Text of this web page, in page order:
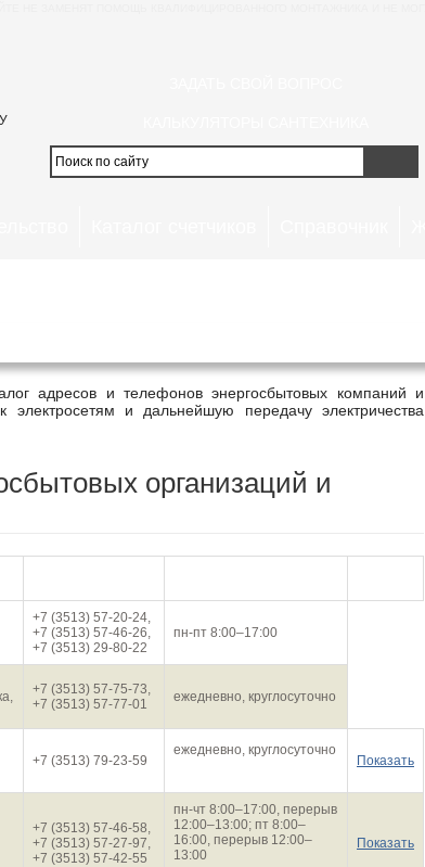
и дальнейшую передачу электричества
организаций и
+7 (3513) 57-20-24,
+7 (3513) 57-46-26,
+7 (3513) 29-80-22
пн-пт 8:00–17:00
+7 (3513) 57-75-73,
+7 (3513) 57-77-01
ежедневно, круглосуточно
+7 (3513) 79-23-59
ежедневно, круглосуточно
Показать
+7 (3513) 57-46-58,
+7 (3513) 57-27-97,
+7 (3513) 57-42-55
пн-чт 8:00–17:00, перерыв
12:00–13:00; пт 8:00–
16:00, перерыв 12:00–
13:00
Показать